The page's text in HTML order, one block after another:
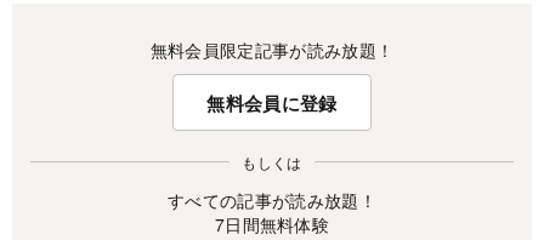
無料会員限定記事が読み放題！
無料会員に登録
もしくは
すべての記事が読み放題！
7日間無料体験